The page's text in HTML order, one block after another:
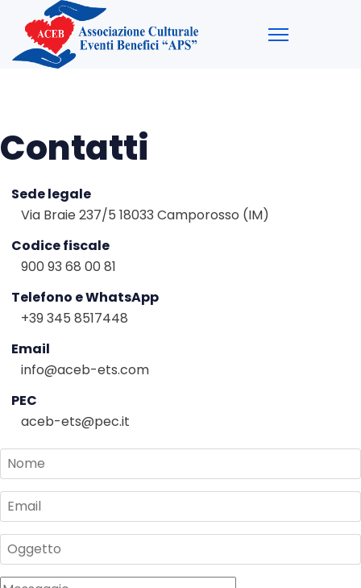
Contatti
Sede legale
Via Braie 237/5 18033 Camporosso (IM)
Codice fiscale
900 93 68 00 81
Telefono e WhatsApp
+39 345 8517448
Email
info@aceb-ets.com
PEC
aceb-ets@pec.it